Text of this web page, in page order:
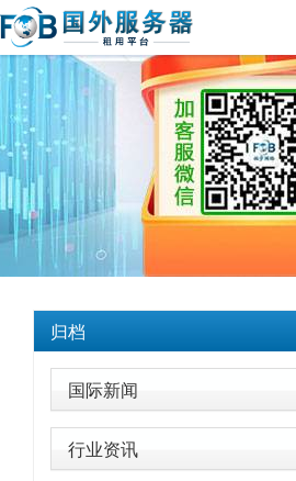
归档
国际新闻
行业资讯